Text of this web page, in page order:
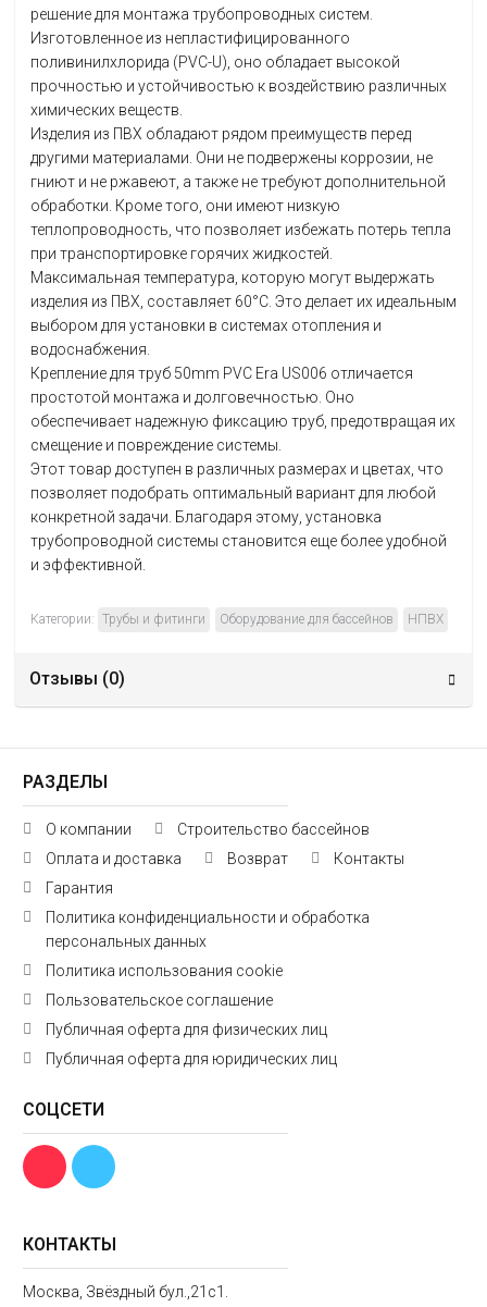
решение для монтажа трубопроводных систем.
Изготовленное из непластифицированного
поливинилхлорида (PVC-U), оно обладает высокой
прочностью и устойчивостью к воздействию различных
химических веществ.
Изделия из ПВХ обладают рядом преимуществ перед
другими материалами. Они не подвержены коррозии, не
гниют и не ржавеют, а также не требуют дополнительной
обработки. Кроме того, они имеют низкую
теплопроводность, что позволяет избежать потерь тепла
при транспортировке горячих жидкостей.
Максимальная температура, которую могут выдержать
изделия из ПВХ, составляет 60°C. Это делает их идеальным
выбором для установки в системах отопления и
водоснабжения.
Крепление для труб 50mm PVC Era US006 отличается
простотой монтажа и долговечностью. Оно
обеспечивает надежную фиксацию труб, предотвращая их
смещение и повреждение системы.
Этот товар доступен в различных размерах и цветах, что
позволяет подобрать оптимальный вариант для любой
конкретной задачи. Благодаря этому, установка
трубопроводной системы становится еще более удобной
и эффективной.
Категории: Трубы и фитинги Оборудование для бассейнов НПВХ
Отзывы (0)
КОНТАКТЫ
Москва, Звёздный бул.,21с1.
РАЗДЕЛЫ
О компании
Строительство бассейнов
Оплата и доставка
Возврат
Контакты
Гарантия
Политика конфиденциальности и обработка
персональных данных
Политика использования cookie
Пользовательское соглашение
Публичная оферта для физических лиц
Публичная оферта для юридических лиц
СОЦСЕТИ